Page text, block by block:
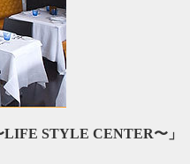
LIFE STYLE CENTER〜」